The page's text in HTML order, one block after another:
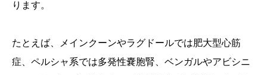
ります。
たとえば、メインクーンやラグドールでは肥大型心筋
症、ペルシャ系では多発性嚢胞腎、ベンガルやアビシニ